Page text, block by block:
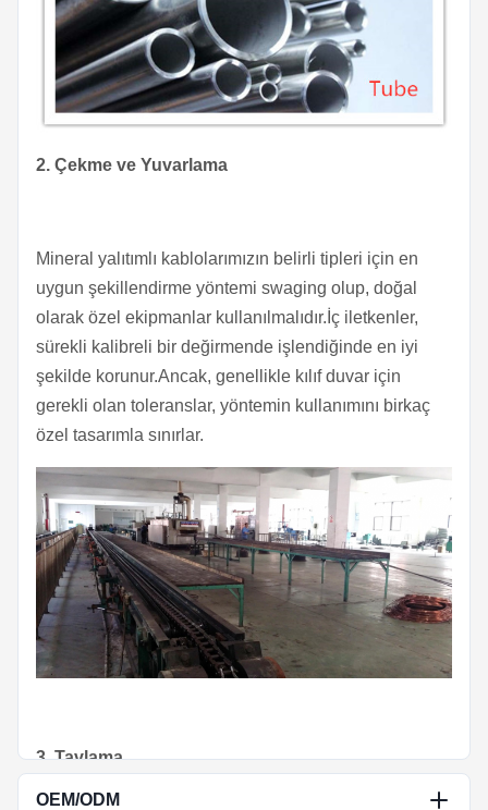
2. Çekme ve Yuvarlama
Mineral yalıtımlı kablolarımızın belirli tipleri için en
uygun şekillendirme yöntemi swaging olup, doğal
olarak özel ekipmanlar kullanılmalıdır.İç iletkenler,
sürekli kalibreli bir değirmende işlendiğinde en iyi
şekilde korunur.Ancak, genellikle kılıf duvar için
gerekli olan toleranslar, yöntemin kullanımını birkaç
özel tasarımla sınırlar.
3. Tavlama
OEM/ODM